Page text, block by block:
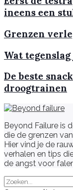
ineens een
Grenzen
Wat
De beste
droogtrainen
Beyond Failure is
die de grenzen
Hier vind je de
verhalen en tips
de angst voor